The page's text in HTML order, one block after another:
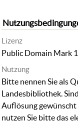
Lizenz
Public Domain Mark
Nutzung
Bitte nennen Sie als
Landesbibliothek.
Auflösung
nutzen Sie bitte das